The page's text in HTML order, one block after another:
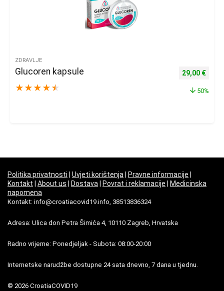
ZDRAVLJE
Glucoren kapsule
★ ★ ★ ★ ★
Izvorna
29,00 €
50%
Politika privatnosti | Uvjeti korištenja | Pravne informacije |
Kontakt | About us | Dostava | Povrat i reklamacije | Medicinska
napomena
Kontakt: info@croatiacovid19.info, 38513836324
Adresa: Ulica don Petra Šimića 4, 10110 Zagreb, Hrvatska
Radno vrijeme: Ponedjeljak - Subota: 08:00-20:00
Internetske narudžbe dostupne 24 sata dnevno, 7 dana u tjednu.
© 2026 CroatiaCOVID19